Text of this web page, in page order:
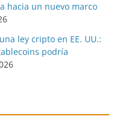
hacia un nuevo marco
ley cripto en EE. UU.:
podría